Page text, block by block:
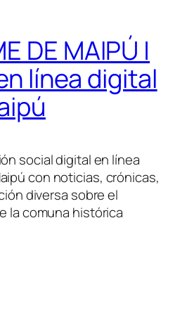
DE MAIPÚ |
línea digital
social digital en línea
con noticias, crónicas,
diversa sobre el
la comuna histórica